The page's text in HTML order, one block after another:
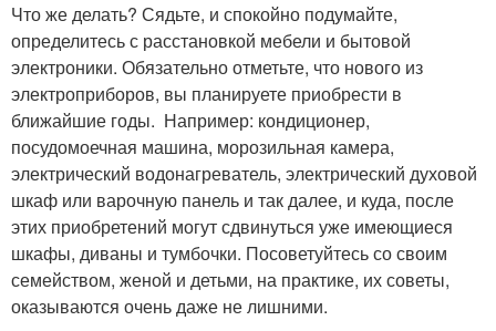
Что же делать? Сядьте, и спокойно подумайте,
определитесь с расстановкой мебели и бытовой
электроники. Обязательно отметьте, что нового из
электроприборов, вы планируете приобрести в
ближайшие годы. Например: кондиционер,
посудомоечная машина, морозильная камера,
электрический водонагреватель, электрический духовой
шкаф или варочную панель и так далее, и куда, после
этих приобретений могут сдвинуться уже имеющиеся
шкафы, диваны и тумбочки. Посоветуйтесь со своим
семейством, женой и детьми, на практике, их советы,
оказываются очень даже не лишними.